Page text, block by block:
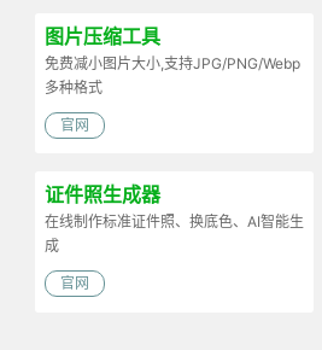
图片压缩工具
免费减小图片大小,支持JPG/PNG/Webp
多种格式
官网
证件照生成器
在线制作标准证件照、换底色、AI智能生
成
官网